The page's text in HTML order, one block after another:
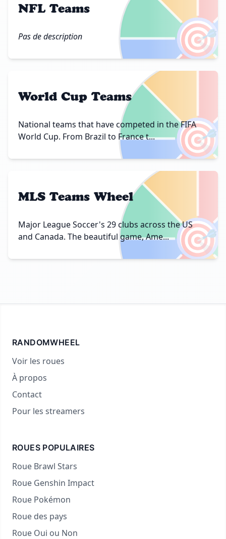
🎯
NFL Teams
Pas de description
🎯
World Cup Teams
National teams that have competed in the FIFA
World Cup. From Brazil to France t...
🎯
MLS Teams Wheel
Major League Soccer's 29 clubs across the US
and Canada. The beautiful game, Ame...
RANDOMWHEEL
Voir les roues
À propos
Contact
Pour les streamers
ROUES POPULAIRES
Roue Brawl Stars
Roue Genshin Impact
Roue Pokémon
Roue des pays
Roue Oui ou Non